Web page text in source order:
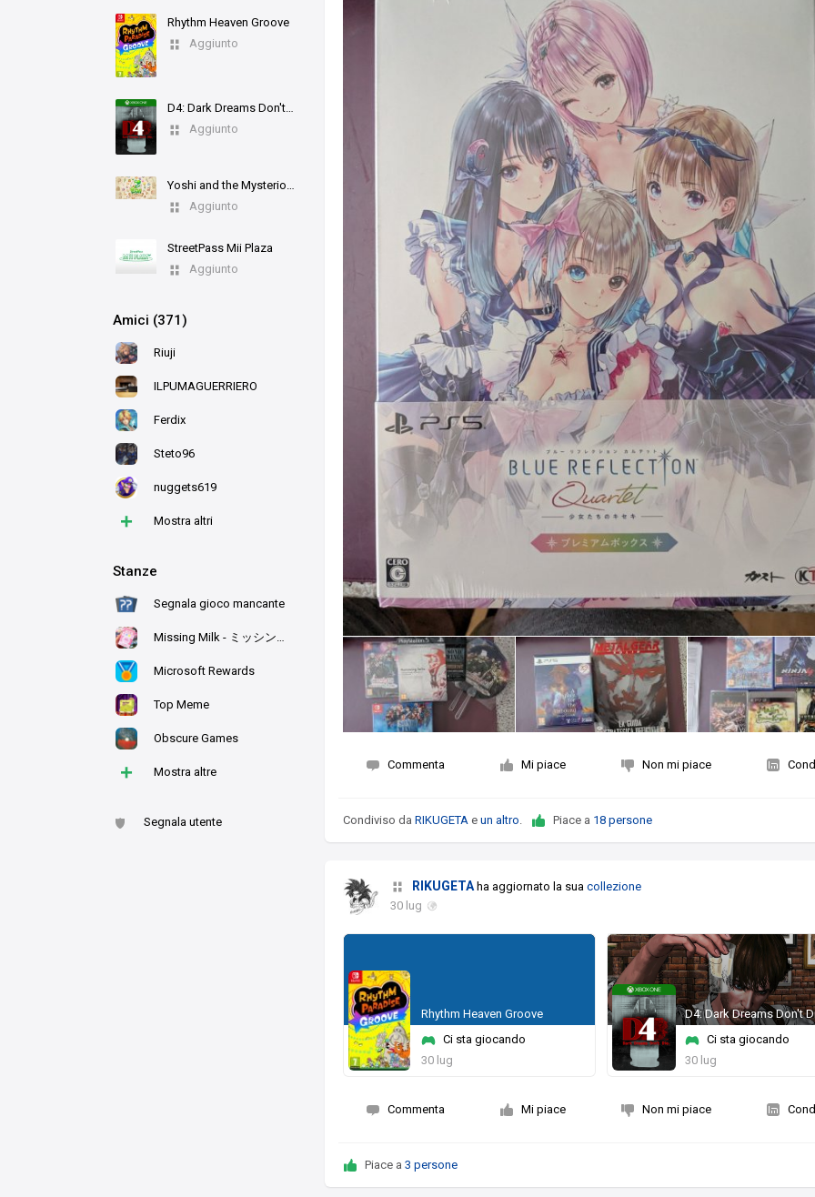
Rhythm Heaven Groove
Aggiunto
Aggiunto
Yoshi and the Mysterious Book
Aggiunto
StreetPass Mii Plaza
Aggiunto
Amici (371)
Riuji
ILPUMAGUERRIERO
Ferdix
Steto96
nuggets619
+ Mostra altri
Stanze
Segnala gioco mancante
Missing Milk - ミッシング・ミルク
Microsoft Rewards
Top Meme
Obscure Games
+ Mostra altre
Segnala utente
Commenta Mi piace Non mi piace
Condiviso daRIKUGETA eun altro Piace a 18 persone
RIKUGETA ha aggiornato la suacollezione
30 lug
Rhythm Heaven Groove
Ci sta giocando
30 lug
D4: Dark Dreams Don't
Ci sta giocando
30 lug
Commenta Mi piace Non mi piace
Piace a3 persone